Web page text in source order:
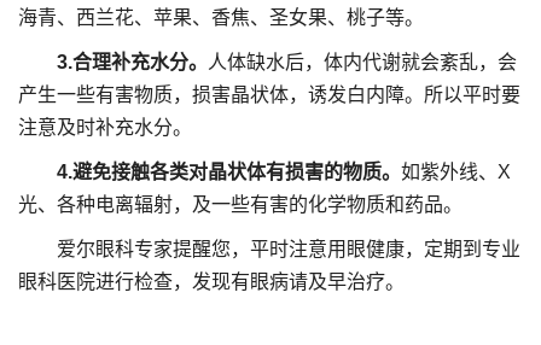
海青、西兰花、苹果、香焦、圣女果、桃子等。
3.合理补充水分。
人体缺水后，体内代谢就会紊乱，会
产生一些有害物质，损害晶状体，诱发白内障。所以平时要
注意及时补充水分。
4.避免接触各类对晶状体有损害的物质。 如紫外线、X
光、各种电离辐射，及一些有害的化学物质和药品。
爱尔眼科专家提醒您，平时注意用眼健康，定期到专业
眼科医院进行检查，发现有眼病请及早治疗。